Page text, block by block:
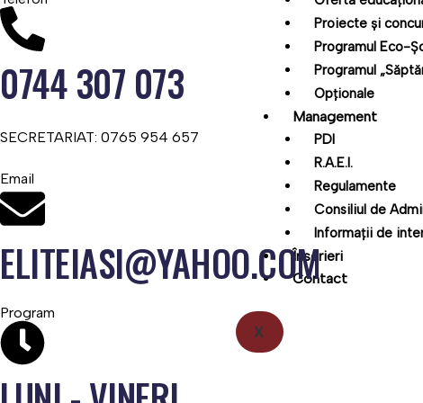
Proiecte și
Programul Eco-
Programul
Opționale
Management
PDI
R.A.E.I.
Regulamente
Consiliul de
Informații de
Înscrieri
Contact
X
0744 307 073
SECRETARIAT: 0765 954 657
Email
ELITEIASI@YAHOO.COM
Program